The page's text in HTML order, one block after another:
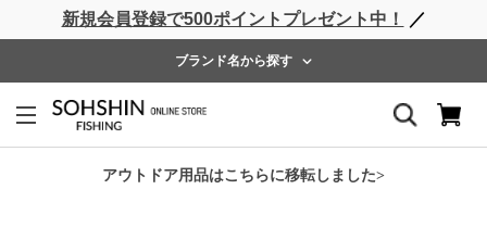
新規会員登録で500ポイントプレゼント中！ ／
ブランド名から探す
アウトドア用品はこちらに移転しました>
ライフベスト ウェーダー レインウェア フットウェア
ホーム > SHORE CONNECT